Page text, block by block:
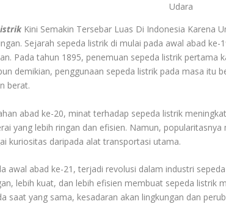
Udara
Kini Semakin Tersebar Luas Di Indonesia Karena
Sejarah sepeda listrik di mulai pada awal abad
Pada tahun 1895, penemuan sepeda listrik pertama
demikian, penggunaan sepeda listrik pada masa itu
berat.
abad ke-20, minat terhadap sepeda listrik
yang lebih ringan dan efisien. Namun,
kuriositas daripada alat transportasi utama.
awal abad ke-21, terjadi revolusi dalam industri
lebih kuat, dan lebih efisien membuat sepeda listrik
saat yang sama, kesadaran akan lingkungan dan